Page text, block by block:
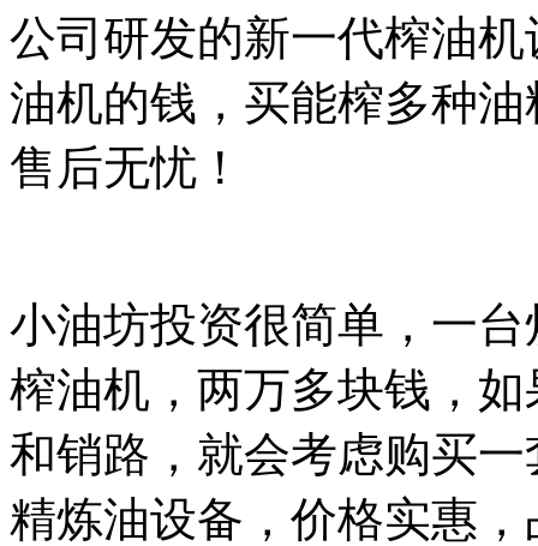
公司研发的新一代榨油
油机的钱，买能榨多种
售后无忧！
小油坊投资很简单，一
榨油机，两万多块钱，
和销路，就会考虑购买
精炼油设备，价格实惠